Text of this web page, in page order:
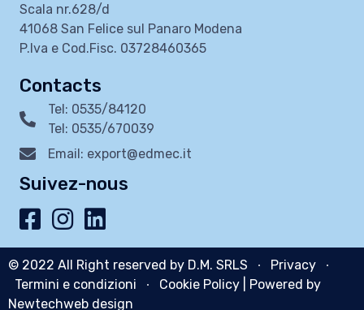
Scala nr.628/d
41068 San Felice sul Panaro Modena
P.Iva e Cod.Fisc. 03728460365
Contacts
Tel: 0535/84120
Tel: 0535/670039
Email: export@edmec.it
Suivez-nous
© 2022 All Right reserved by D.M. SRLS ∙ Privacy ∙
Termini e condizioni ∙ Cookie Policy | Powered by
Newtechweb design